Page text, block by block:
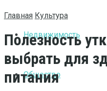
Недвижимость
Общество
Главная Культура
Полезность
выбрать для
питания